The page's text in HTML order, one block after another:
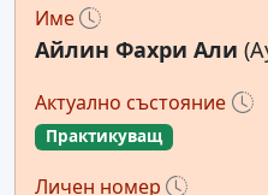
Име
Айлин Фахри Али
Актуално състояние
Практикуващ
Личен номер